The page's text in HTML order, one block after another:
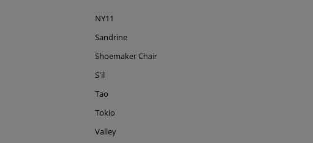
NY11
Sandrine
Shoemaker Chair
S'il
Tao
Tokio
Valley